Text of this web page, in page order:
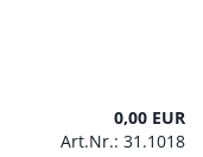
0,00 EUR
Art.Nr.: 31.1018